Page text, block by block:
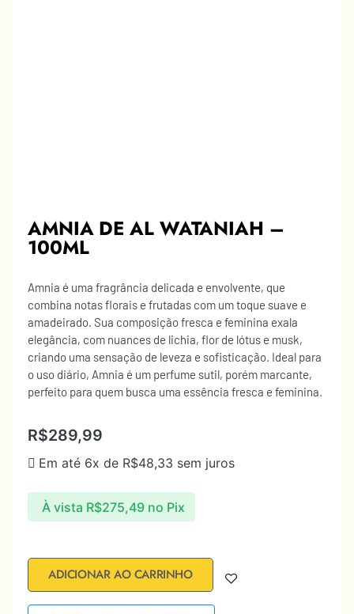
AMNIA DE AL WATANIAH –
100ML
Amnia é uma fragrância delicada e envolvente, que
combina notas florais e frutadas com um toque suave e
amadeirado. Sua composição fresca e feminina exala
elegância, com nuances de lichia, flor de lótus e musk,
criando uma sensação de leveza e sofisticação. Ideal para
o uso diário, Amnia é um perfume sutil, porém marcante,
perfeito para quem busca uma essência fresca e feminina.
R$289,99
Em até 6x de R$48,33 sem juros
À vista R$275,49 no Pix
ADICIONAR AO CARRINHO